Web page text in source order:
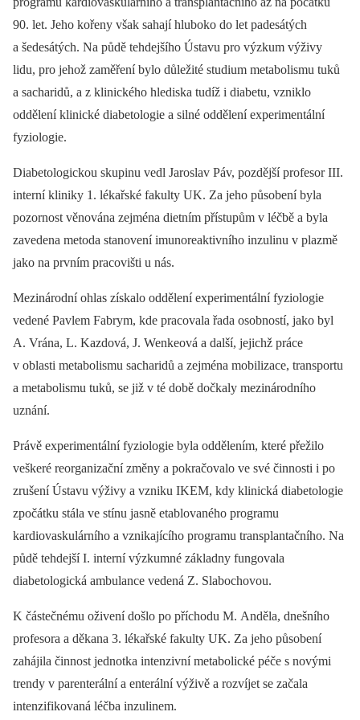
90. let. Jeho kořeny však sahají hluboko do let padesátých
a šedesátých. Na půdě tehdejšího Ústavu pro výzkum výživy
lidu, pro jehož zaměření bylo důležité studium metabolismu tuků
a sacharidů, a z klinického hlediska tudíž i diabetu, vzniklo
oddělení klinické diabetologie a silné oddělení experimentální
fyziologie.
Diabetologickou skupinu vedl Jaroslav Páv, pozdější profesor III.
interní kliniky 1. lékařské fakulty UK. Za jeho působení byla
pozornost věnována zejména dietním přístupům v léčbě a byla
zavedena metoda stanovení imunoreaktivního inzulinu v plazmě
jako na prvním pracovišti u nás.
Mezinárodní ohlas získalo oddělení experimentální fyziologie
vedené Pavlem Fabrym, kde pracovala řada osobností, jako byl
A. Vrána, L. Kazdová, J. Wenkeová a další, jejichž práce
v oblasti metabolismu sacharidů a zejména mobilizace, transportu
a metabolismu tuků, se již v té době dočkaly mezinárodního
uznání.
Právě experimentální fyziologie byla oddělením, které přežilo
veškeré reorganizační změny a pokračovalo ve své činnosti i po
zrušení Ústavu výživy a vzniku IKEM, kdy klinická diabetologie
zpočátku stála ve stínu jasně etablovaného programu
kardiovaskulárního a vznikajícího programu transplantačního. Na
půdě tehdejší I. interní výzkumné základny fungovala
diabetologická ambulance vedená Z. Slabochovou.
K částečnému oživení došlo po příchodu M. Anděla, dnešního
profesora a děkana 3. lékařské fakulty UK. Za jeho působení
zahájila činnost jednotka intenzivní metabolické péče s novými
trendy v parenterální a enterální výživě a rozvíjet se začala
intenzifikovaná léčba inzulinem.